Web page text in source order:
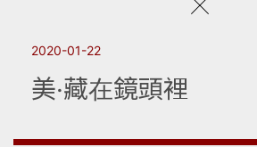
2020-01-22
美‧藏在鏡頭裡